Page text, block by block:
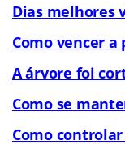
Dias melhores
Como vencer a
A árvore foi
Como se
Como